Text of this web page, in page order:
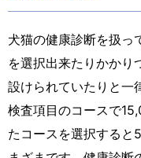
犬猫の健康診断を扱っ
を選択出来たりかかり
設けられていたりと一
検査項目のコースで
たコースを選択すると